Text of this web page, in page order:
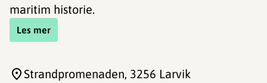
maritim historie.
Les mer
Strandpromenaden, 3256 Larvik